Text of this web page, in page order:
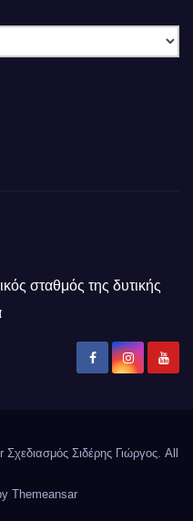
σταθμός της δυτικής
Σιδέρης Γιώργος. All
Themeansar